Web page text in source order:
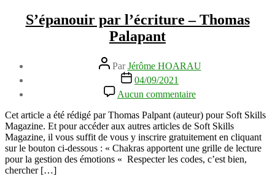
S’épanouir par l’écriture – Thomas
Palapant
Auteur
de
l’article
ParJérôme HOARAU
Date
l’article
04/09/2021
Aucun commentaire
S’épanouir
par
l’écriture
–
Thomas
Palapant
Cet article a été rédigé par Thomas Palpant (auteur) pour Soft Skills
Magazine. Et pour accéder aux autres articles de Soft Skills
Magazine, il vous suffit de vous y inscrire gratuitement en cliquant
sur le bouton ci-dessous : « Chakras apportent une grille de lecture
pour la gestion des émotions « Respecter les codes, c’est bien,
chercher […]